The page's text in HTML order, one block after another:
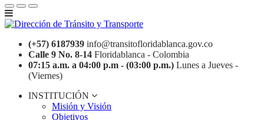
(+57) 6187939 info@transitofloridablanca.gov.co
Calle 9 No. 8-14 Floridablanca - Colombia
07:15 a.m. a 04:00 p.m - (03:00 p.m.) Lunes a Jueves -
(Viernes)
INSTITUCIÓN
Misión y Visión
Objetivos